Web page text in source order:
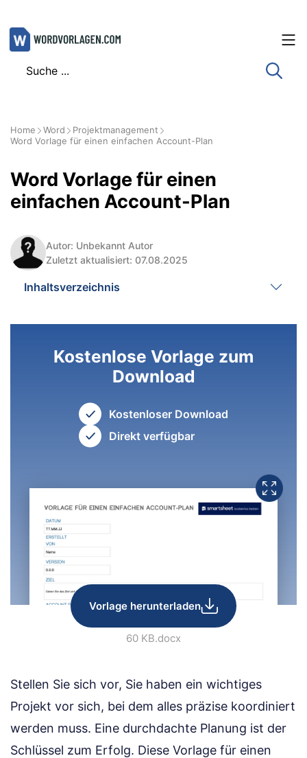
Zum
Inhalt
Home Word
Projektmanagement
Word Vorlage für einen einfachen Account-Plan
Word Vorlage für einen
einfachen Account-Plan
Autor: Unbekannt Autor
Zuletzt aktualisiert: 07.08.2025
Inhaltsverzeichnis
Kostenlose Vorlage zum
Download
Kostenloser Download
Direkt verfügbar
Vorlage herunterladen
60 KB.docx
Stellen Sie sich vor, Sie haben ein wichtiges
Projekt vor sich, bei dem alles präzise koordiniert
werden muss. Eine durchdachte Planung ist der
Schlüssel zum Erfolg. Diese Vorlage für einen